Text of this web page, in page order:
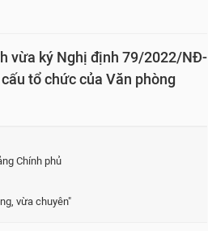
vừa ký Nghị định 79/2022/NĐ-
tổ chức của Văn phòng
Chính phủ
vừa chuyên"